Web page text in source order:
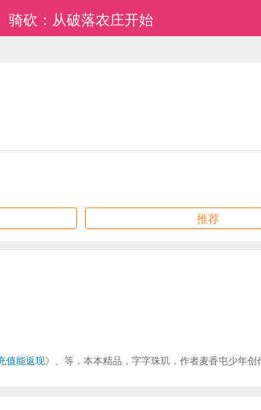
骑砍：从破落农庄开始
推荐
值能返现》、等，本本精品，字字珠玑，作者麦香屯少年